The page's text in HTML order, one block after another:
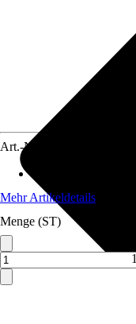
Art.-Nr.
Mehr Artikeldetails
Menge (ST)